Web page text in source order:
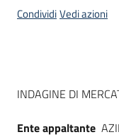
CondividiVedi azioni
Dati del
INDAGINE DI
Ente appaltante